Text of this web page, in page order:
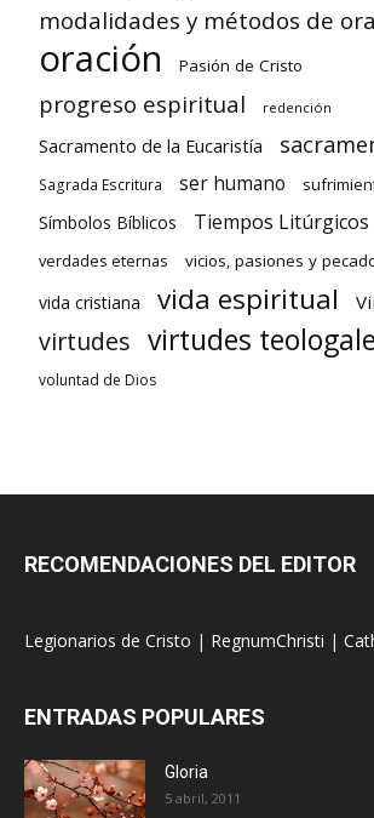
modalidades y métodos de
oración Pasión de Cristo
progreso espiritual redención
Sacramento de la Eucaristía
Sagrada Escritura ser humano
Símbolos Bíblicos Tiempos Litúrgicos
verdades eternas vicios, pasiones y
vida cristiana vida espiritual
virtudes virtudes
voluntad de Dios
RECOMENDACIONES DEL EDITOR
Legionarios de Cristo | RegnumChristi |
ENTRADAS POPULARES
Gloria
5 abril, 2011